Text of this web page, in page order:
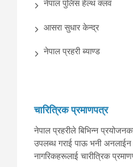
नेपाल पुलिस हेल्थ क्लव
आसरा सुधार केन्द्र
नेपाल प्रहरी ब्याण्ड
चारित्रिक प्रमाणपत्र
नेपाल प्रहरीले बिभिन्न
उपलब्ध गराई पाऊ भनी अनलाईन
नागरिकहरूलाई चारीत्रिक